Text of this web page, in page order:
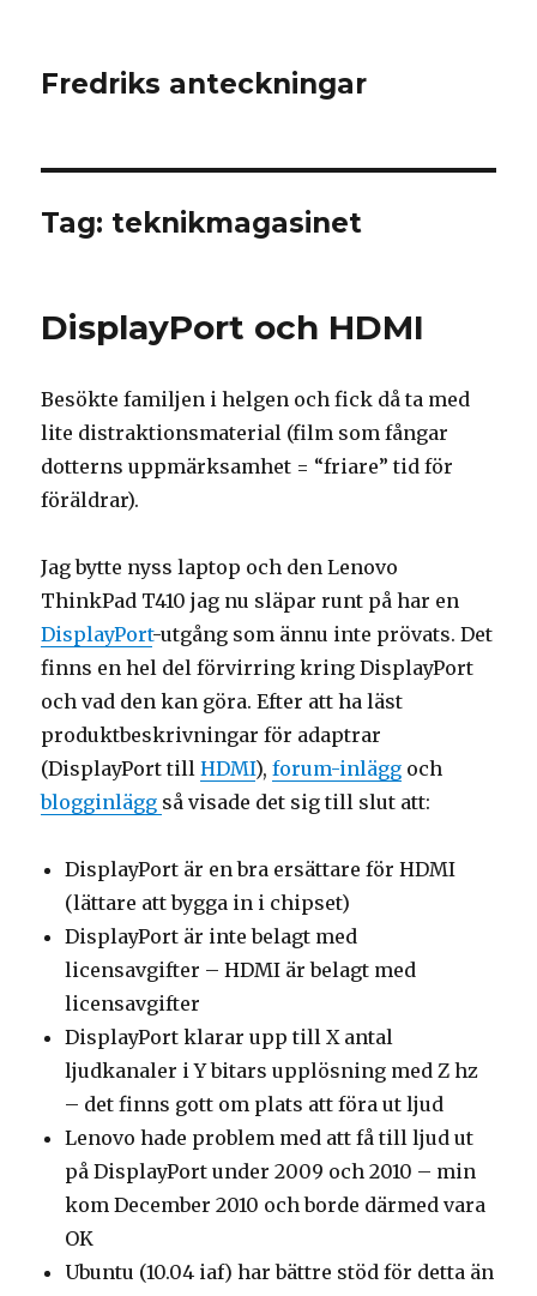
Fredriks anteckningar
Tag: teknikmagasinet
DisplayPort och HDMI
Besökte familjen i helgen och fick då ta med
lite distraktionsmaterial (film som fångar
dotterns uppmärksamhet = “friare” tid för
föräldrar).
Jag bytte nyss laptop och den Lenovo
ThinkPad T410 jag nu släpar runt på har en
DisplayPort-utgång som ännu inte prövats. Det
finns en hel del förvirring kring DisplayPort
och vad den kan göra. Efter att ha läst
produktbeskrivningar för adaptrar
(DisplayPort tillHDMI),forum-inlägg och
blogginlägg så visade det sig till slut att:
DisplayPort är en bra ersättare för HDMI
(lättare att bygga in i chipset)
DisplayPort är inte belagt med
licensavgifter – HDMI är belagt med
licensavgifter
DisplayPort klarar upp till X antal
ljudkanaler i Y bitars upplösning med Z hz
– det finns gott om plats att föra ut ljud
Lenovo hade problem med att få till ljud ut
på DisplayPort under 2009 och 2010 – min
kom December 2010 och borde därmed vara
OK
Ubuntu (10.04 iaf) har bättre stöd för detta än